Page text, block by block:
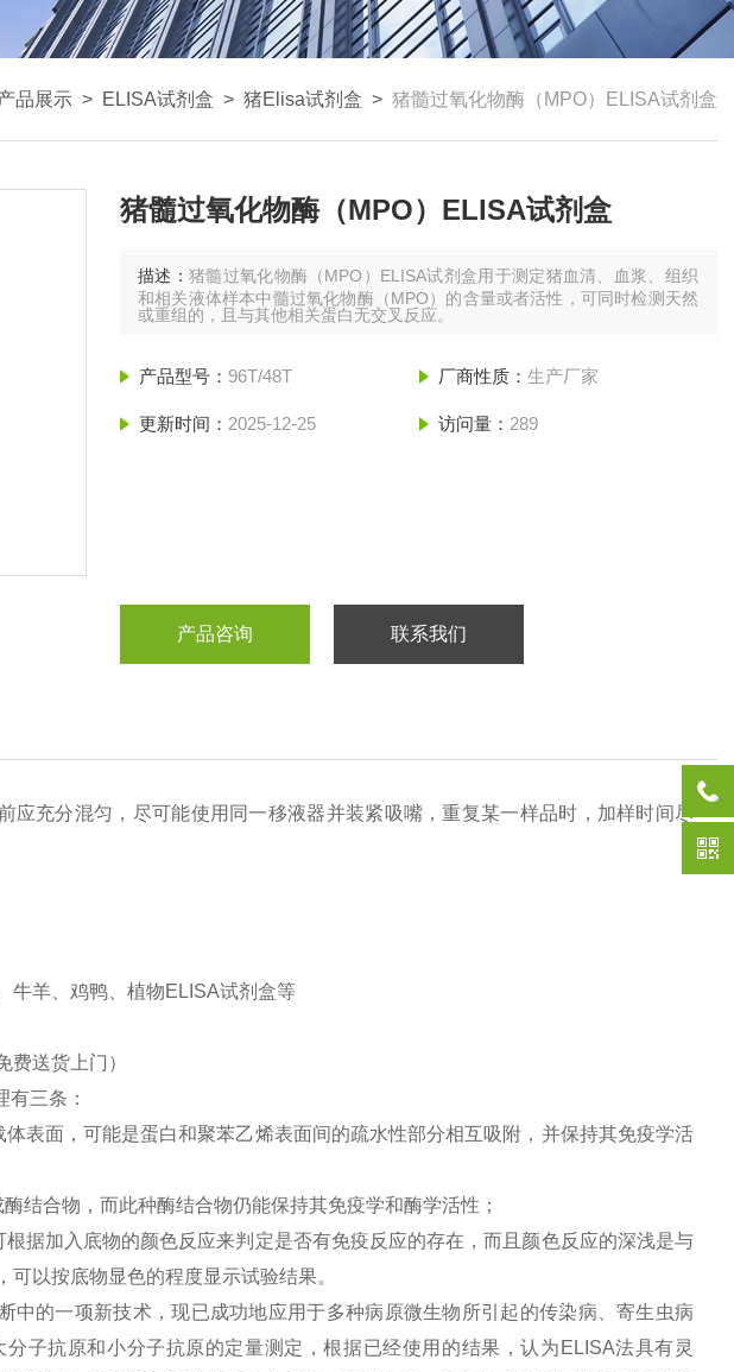
品展示 > ELISA试剂盒 > 猪Elisa试剂盒 > 猪髓过氧化物酶（MPO）ELISA试剂盒
猪髓过氧化物酶（MPO）ELISA试剂盒
描述：猪髓过氧化物酶（MPO）ELISA试剂盒用于测定猪血清、血浆、组织
和相关液体样本中髓过氧化物酶（MPO）的含量或者活性，可同时检测天然
或重组的，且与其他相关蛋白无交叉反应。
产品型号： 96T/48T 厂商性质： 生产厂家
更新时间： 2025-12-25 访问量： 289
产品咨询 联系我们
应充分混匀，尽可能使用同一移液器并装紧吸嘴，重复某一样品时，加样时间尽
牛羊、鸡鸭、植物ELISA试剂盒等
费送货上门）
有三条：
体表面，可能是蛋白和聚苯乙烯表面间的疏水性部分相互吸附，并保持其免疫学活
结合物，而此种酶结合物仍能保持其免疫学和酶学活性；
根据加入底物的颜色反应来判定是否有免疫反应的存在，而且颜色反应的深浅是与
以按底物显色的程度显示试验结果。
中的一项新技术，现已成功地应用于多种病原微生物所引起的传染病、寄生虫病
子抗原和小分子抗原的定量测定，根据已经使用的结果，认为ELISA法具有灵